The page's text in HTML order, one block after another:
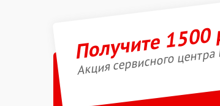
Получите
Акция сервисного